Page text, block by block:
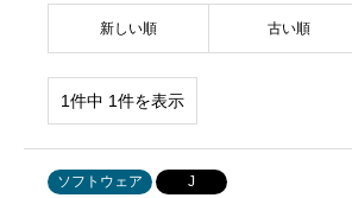
新しい順 古い順
1件中 1件を表示
ソフトウェア J